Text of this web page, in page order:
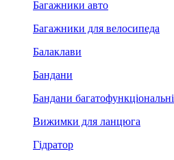
Багажники авто
Багажники для велосипеда
Балаклави
Бандани
Бандани багатофункціональні
Вижимки для ланцюга
Гідратор